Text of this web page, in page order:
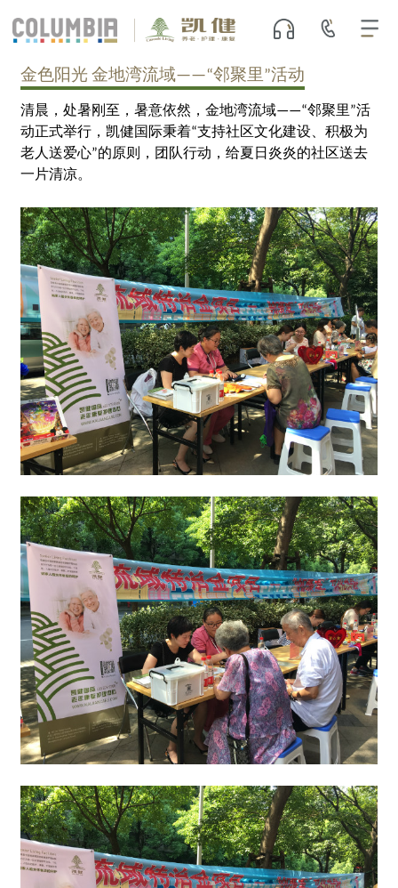
金色阳光 金地湾流域——“邻聚里”活动
清晨，处暑刚至，暑意依然，金地湾流域——“邻聚里”活
动正式举行，凯健国际秉着“支持社区文化建设、积极为
老人送爱心”的原则，团队行动，给夏日炎炎的社区送去
一片清凉。